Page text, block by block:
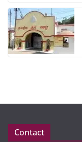
Contact